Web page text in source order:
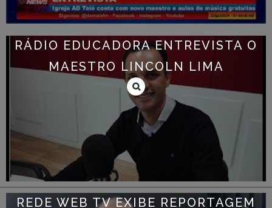
RÁDIO EDUCADORA ENTREVISTA O
MAESTRO LINCOLN LIMA
REDE WEB TV EXIBE REPORTAGEM